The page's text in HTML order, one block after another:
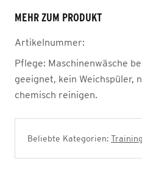
MEHR ZUM PRODUKT
Artikelnummer:
Pflege: Maschinenwäsche
geeignet, kein Weichspüler,
chemisch reinigen.
Beliebte Kategorien: